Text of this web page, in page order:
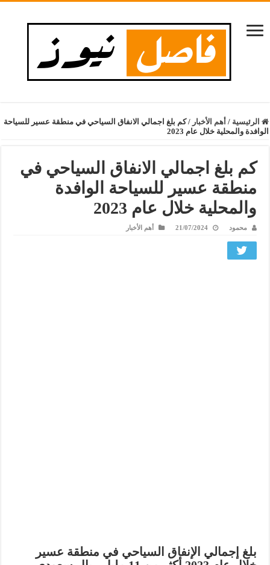
الرئيسية / أهم الأخبار / كم بلغ اجمالي الانفاق السياحي في منطقة عسير للسياحة
الوافدة والمحلية خلال عام 2023
كم بلغ اجمالي الانفاق السياحي في
منطقة عسير للسياحة الوافدة
والمحلية خلال عام 2023
محمود 21/07/2024 أهم الأخبار
بلغ إجمالي الإنفاق السياحي في منطقة عسير